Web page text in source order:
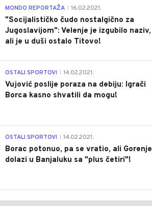
MONDO REPORTAŽA 16.02.2021.
"Socijalističko čudo nostalgično za
Jugoslavijom": Velenje je izgubilo naziv,
ali je u duši ostalo Titovo!
OSTALI SPORTOVI 14.02.2021.
Vujović poslije poraza na debiju: Igrači
Borca kasno shvatili da mogu!
OSTALI SPORTOVI 14.02.2021.
Borac potonuo, pa se vratio, ali Gorenje
dolazi u Banjaluku sa "plus četiri"!